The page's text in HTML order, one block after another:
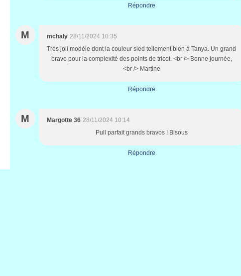
Répondre
M mchaly 28/11/2024 10:35
Très joli modèle dont la couleur sied tellement bien à Tanya. Un grand
bravo pour la complexité des points de tricot. <br /> Bonne journée,
<br /> Martine
Répondre
M Margotte 36 28/11/2024 10:14
Pull parfait grands bravos ! Bisous
Répondre